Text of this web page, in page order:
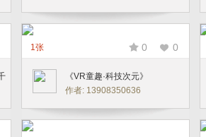
1张 0 0
《VR童趣·科技次元》
作者: 13908350636